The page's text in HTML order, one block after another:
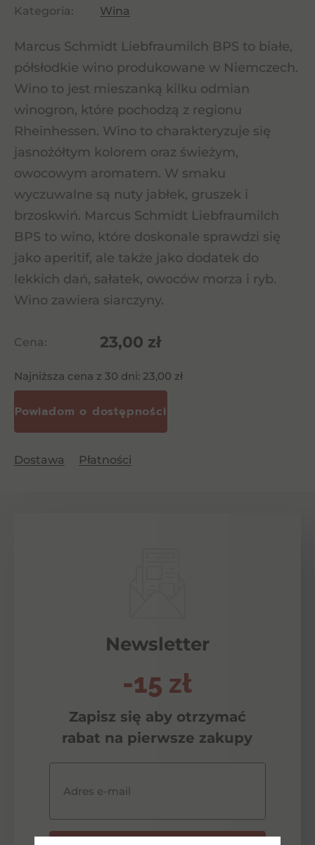
Kategoria:
Wina
Marcus Schmidt Liebfraumilch BPS to białe,
półsłodkie wino produkowane w Niemczech.
Wino to jest mieszanką kilku odmian
winogron, które pochodzą z regionu
Rheinhessen. Wino to charakteryzuje się
jasnożółtym kolorem oraz świeżym,
owocowym aromatem. W smaku
wyczuwalne są nuty jabłek, gruszek i
brzoskwiń. Marcus Schmidt Liebfraumilch
BPS to wino, które doskonale sprawdzi się
jako aperitif, ale także jako dodatek do
lekkich dań, sałatek, owoców morza i ryb.
Wino zawiera siarczyny.
Cena: 23,00 zł
Najniższa cena z 30 dni: 23,00 zł
Dostawa Płatności
Newsletter
-15 zł
Zapisz się aby otrzymać
rabat na pierwsze zakupy
Adres e-mail